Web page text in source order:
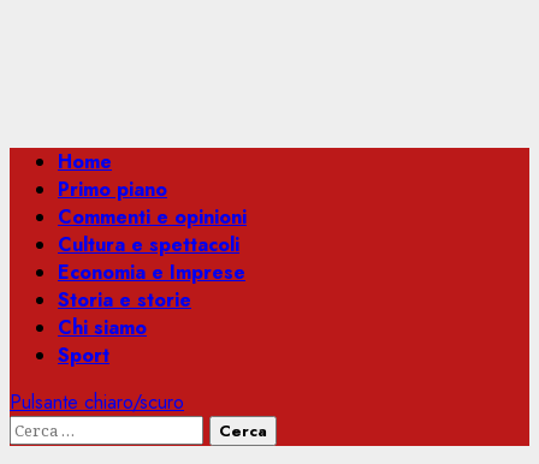
Menu
principale
Home
Primo piano
Commenti e opinioni
Cultura e spettacoli
Economia e Imprese
Storia e storie
Chi siamo
Sport
Pulsante chiaro/scuro
Ricerca